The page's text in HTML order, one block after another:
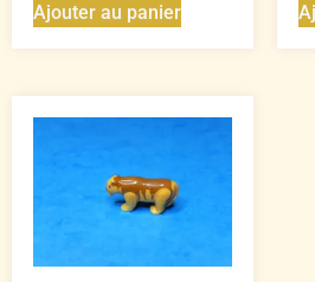
Ajouter au panier